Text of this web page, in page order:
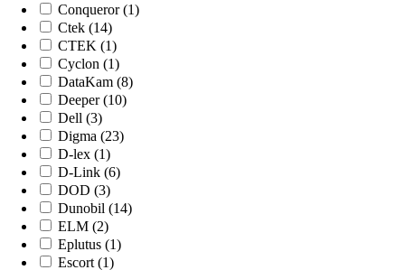
Conqueror (1)
Ctek (14)
CTEK (1)
Cyclon (1)
DataKam (8)
Deeper (10)
Dell (3)
Digma (23)
D-lex (1)
D-Link (6)
DOD (3)
Dunobil (14)
ELM (2)
Eplutus (1)
Escort (1)